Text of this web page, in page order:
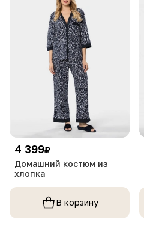
4 399₽
Домашний костюм из
хлопка
В корзину